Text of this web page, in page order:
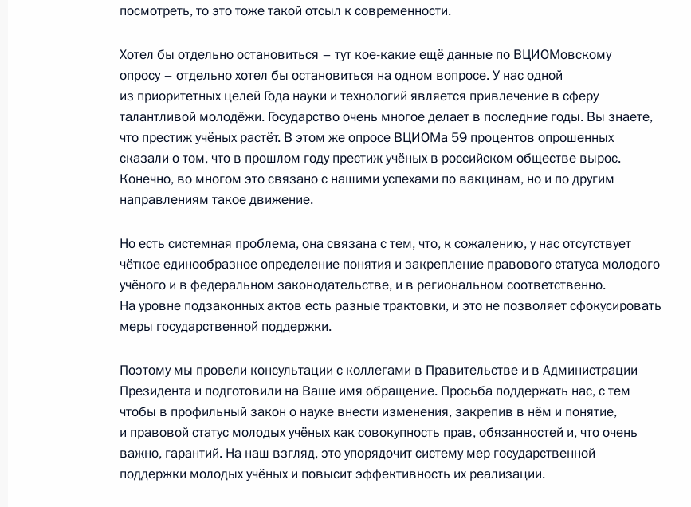
8 марта 2021 года, понедельник
Поздравление российским женщинам с 8 Марта
8 марта 2021 года, 09:00 Москва, Кремль
4 марта 2021 года, четверг
4 марта 2021 года, 16:20 Москва, Кремль
3 марта 2021 года, среда
Расширенное заседание коллегии МВД России
3 марта 2021 года, 14:15 Москва
2 марта 2021 года, вторник
посмотреть, то это тоже такой отсыл к современности.
Хотел бы отдельно остановиться – тут кое-какие ещё данные по ВЦИОМовскому
опросу – отдельно хотел бы остановиться на одном вопросе. У нас одной
из приоритетных целей Года науки и технологий является привлечение в сферу
талантливой молодёжи. Государство очень многое делает в последние годы. Вы знаете,
что престиж учёных растёт. В этом же опросе ВЦИОМа 59 процентов опрошенных
сказали о том, что в прошлом году престиж учёных в российском обществе вырос.
Конечно, во многом это связано с нашими успехами по вакцинам, но и по другим
направлениям такое движение.
Но есть системная проблема, она связана с тем, что, к сожалению, у нас отсутствует
чёткое единообразное определение понятия и закрепление правового статуса молодого
учёного и в федеральном законодательстве, и в региональном соответственно.
На уровне подзаконных актов есть разные трактовки, и это не позволяет сфокусировать
меры государственной поддержки.
Поэтому мы провели консультации с коллегами в Правительстве и в Администрации
Президента и подготовили на Ваше имя обращение. Просьба поддержать нас, с тем
чтобы в профильный закон о науке внести изменения, закрепив в нём и понятие,
и правовой статус молодых учёных как совокупность прав, обязанностей и, что очень
важно, гарантий. На наш взгляд, это упорядочит систему мер государственной
поддержки молодых учёных и повысит эффективность их реализации.